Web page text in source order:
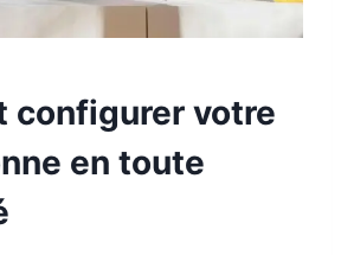
configurer votre
en toute